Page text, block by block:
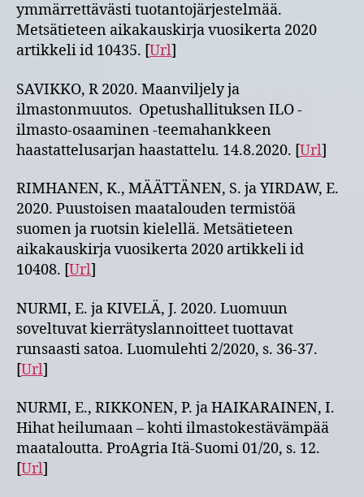
ymmärrettävästi tuotantojärjestelmää.
Metsätieteen aikakauskirja vuosikerta 2020
artikkeli id 10435. [Url]
SAVIKKO, R 2020. Maanviljely ja
ilmastonmuutos. Opetushallituksen ILO -
ilmasto-osaaminen -teemahankkeen
haastattelusarjan haastattelu. 14.8.2020. [Url]
RIMHANEN, K., MÄÄTTÄNEN, S. ja YIRDAW, E.
2020. Puustoisen maatalouden termistöä
suomen ja ruotsin kielellä. Metsätieteen
aikakauskirja vuosikerta 2020 artikkeli id
10408. [Url]
NURMI, E. ja KIVELÄ, J. 2020. Luomuun
soveltuvat kierrätyslannoitteet tuottavat
runsaasti satoa. Luomulehti 2/2020, s. 36-37.
[Url]
NURMI, E., RIKKONEN, P. ja HAIKARAINEN, I.
Hihat heilumaan – kohti ilmastokestävämpää
maataloutta. ProAgria Itä-Suomi 01/20, s. 12.
[Url]